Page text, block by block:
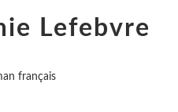
Lefebvre
français